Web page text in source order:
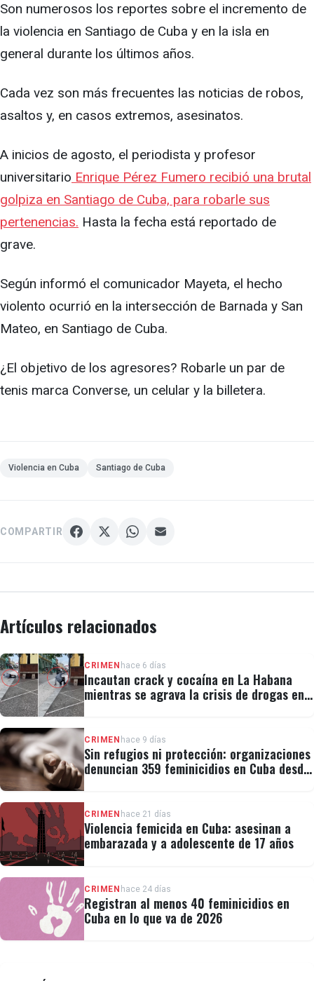
Son numerosos los reportes sobre el incremento de
la violencia en Santiago de Cuba y en la isla en
general durante los últimos años.
Cada vez son más frecuentes las noticias de robos,
asaltos y, en casos extremos, asesinatos.
A inicios de agosto, el periodista y profesor
universitario Enrique Pérez Fumero recibió una brutal
golpiza en Santiago de Cuba, para robarle sus
pertenencias. Hasta la fecha está reportado de
grave.
Según informó el comunicador Mayeta, el hecho
violento ocurrió en la intersección de Barnada y San
Mateo, en Santiago de Cuba.
¿El objetivo de los agresores? Robarle un par de
tenis marca Converse, un celular y la billetera.
Violencia en Cuba Santiago de Cuba
COMPARTIR
Artículos relacionados
CRIMEN hace 6 días
Incautan crack y cocaína en La Habana
mientras se agrava la crisis de drogas en
CRIMEN hace 9 días
Sin refugios ni protección: organizaciones
denuncian 359 feminicidios en Cuba desde
CRIMEN hace 21 días
Violencia femicida en Cuba: asesinan a
embarazada y a adolescente de 17 años
CRIMEN hace 24 días
Registran al menos 40 feminicidios en
Cuba en lo que va de 2026